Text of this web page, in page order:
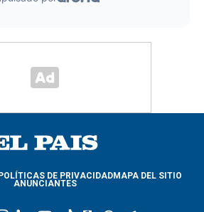
DE PRIVACIDADMAPA DEL SITIO
ANUNCIANTES